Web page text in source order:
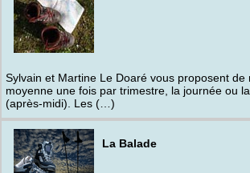
Sylvain et Martine Le Doaré vous proposent de
moyenne une fois par trimestre, la journée ou
(après-midi). Les (…)
La Balade